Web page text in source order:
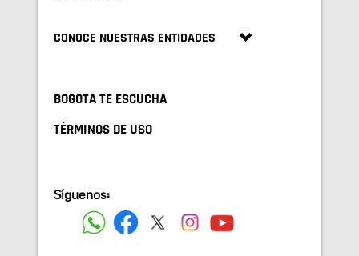
CONOCE NUESTRAS ENTIDADES
BOGOTA TE ESCUCHA
TÉRMINOS DE USO
Síguenos: